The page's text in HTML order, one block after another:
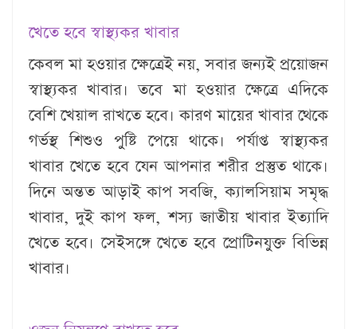
খেতে হবে স্বাস্থ্যকর খাবার
কেবল মা হওয়ার ক্ষেত্রেই নয়, সবার জন্যই প্রয়োজন
স্বাস্থ্যকর খাবার। তবে মা হওয়ার ক্ষেত্রে এদিকে
বেশি খেয়াল রাখতে হবে। কারণ মায়ের খাবার থেকে
গর্ভস্থ শিশুও পুষ্টি পেয়ে থাকে। পর্যাপ্ত স্বাস্থ্যকর
খাবার খেতে হবে যেন আপনার শরীর প্রস্তুত থাকে।
দিনে অন্তত আড়াই কাপ সবজি, ক্যালসিয়াম সমৃদ্ধ
খাবার, দুই কাপ ফল, শস্য জাতীয় খাবার ইত্যাদি
খেতে হবে। সেইসঙ্গে খেতে হবে প্রোটিনযুক্ত বিভিন্ন
খাবার।